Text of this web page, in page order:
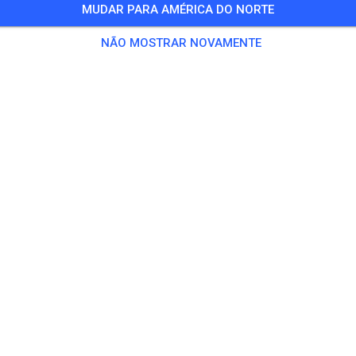
50 Membros
MUDAR PARA AMÉRICA DO NORTE
NÃO MOSTRAR NOVAMENTE